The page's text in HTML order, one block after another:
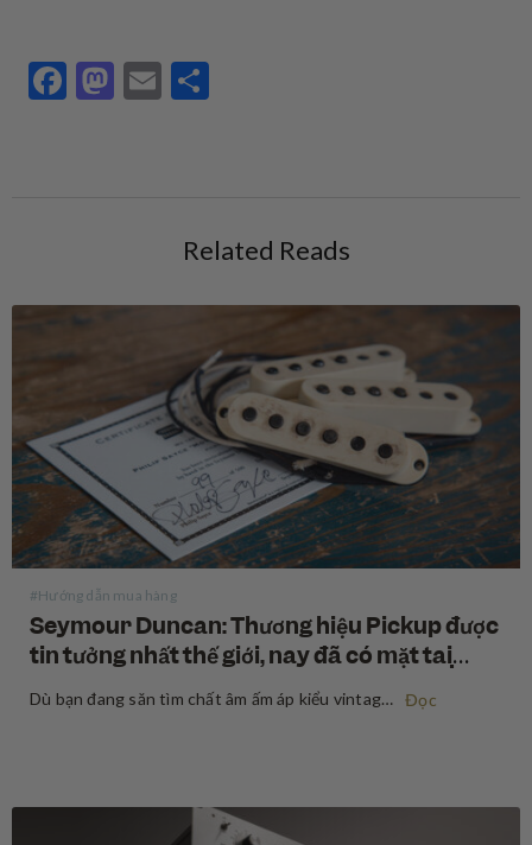
Facebook
Mastodon
Email
Related Reads
#Hướng dẫn mua hàng
Seymour Duncan: Thương hiệu Pickup được
tin tưởng nhất thế giới, nay đã có mặt tại
Swee Lee
Dù bạn đang săn tìm chất âm ấm áp kiểu vintage, sự bạo liệt của high-gain hiện đại, hay một sự giao thoa tuyệt đẹp ở giữa hai điều trên, Seymour Duncan đã định hình tone tiếng của các guitarist và bassist trong suốt hơn năm thập kỷ qua. Mua… Đọc